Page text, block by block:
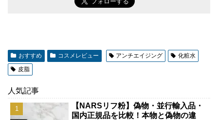
おすすめ コスメレビュー アンチエイジング
化粧水
皮脂
人気記事
【NARSリフ粉】偽物・並行輸入品・
国内正規品を比較！本物と偽物の違